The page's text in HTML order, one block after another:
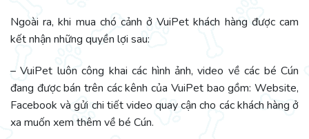
Ngoài ra, khi mua chó cảnh ở VuiPet khách hàng được cam
kết nhận những quyền lợi sau:
– VuiPet luôn công khai các hình ảnh, video về các bé Cún
đang được bán trên các kênh của VuiPet bao gồm: Website,
Facebook và gửi chi tiết video quay cận cho các khách hàng ở
xa muốn xem thêm về bé Cún.